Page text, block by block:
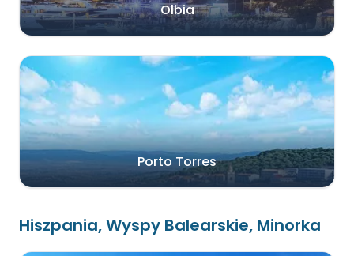
Olbia
Porto Torres
Hiszpania, Wyspy Balearskie, Minorka